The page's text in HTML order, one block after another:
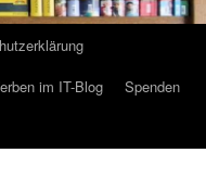
im IT-Blog
Spenden